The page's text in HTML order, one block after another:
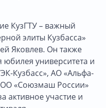
КузГТУ – важный
элиты Кузбасса»
Яковлев. Он также
юбилея университета и
Кузбасс», АО «Альфа-
«Союзмаш России»
активное участие и